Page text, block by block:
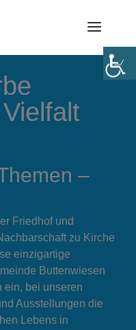
–
Friedhof und
zu Kirche
einzigartige
Buttenwiesen
ein, bei unseren
Ausstellungen die
Lebens in